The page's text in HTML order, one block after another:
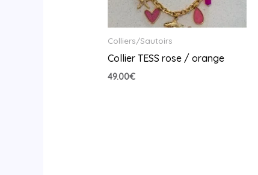
Colliers/Sautoirs
Collier TESS rose / orange
49.00€